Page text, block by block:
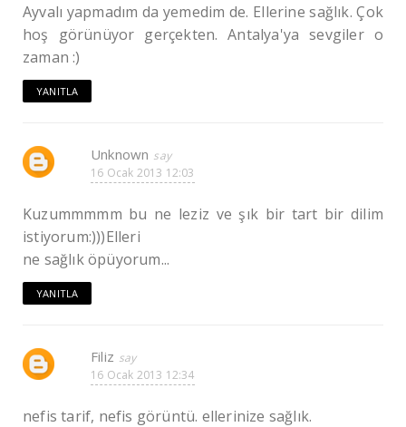
Ayvalı yapmadım da yemedim de. Ellerine sağlık. Çok
hoş görünüyor gerçekten. Antalya'ya sevgiler o
zaman :)
YANITLA
Unknown
16 Ocak 2013 12:03
Kuzummmmm bu ne leziz ve şık bir tart bir dilim
istiyorum:)))Elleri
ne sağlık öpüyorum...
YANITLA
Filiz
16 Ocak 2013 12:34
nefis tarif, nefis görüntü. ellerinize sağlık.